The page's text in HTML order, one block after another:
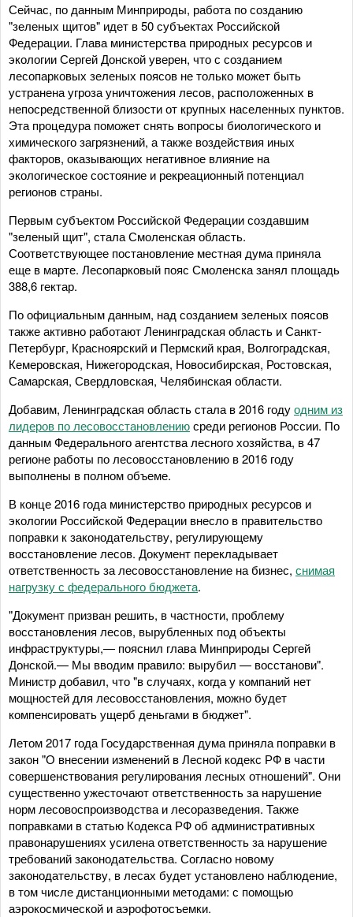
Сейчас, по данным Минприроды, работа по созданию
"зеленых щитов" идет в 50 субъектах Российской
Федерации. Глава министерства природных ресурсов и
экологии Сергей Донской уверен, что с созданием
лесопарковых зеленых поясов не только может быть
устранена угроза уничтожения лесов, расположенных в
непосредственной близости от крупных населенных пунктов.
Эта процедура поможет снять вопросы биологического и
химического загрязнений, а также воздействия иных
факторов, оказывающих негативное влияние на
экологическое состояние и рекреационный потенциал
регионов страны.
Первым субъектом Российской Федерации создавшим
"зеленый щит", стала Смоленская область.
Соответствующее постановление местная дума приняла
еще в марте. Лесопарковый пояс Смоленска занял площадь
388,6 гектар.
По официальным данным, над созданием зеленых поясов
также активно работают Ленинградская область и Санкт-
Петербург, Красноярский и Пермский края, Волгоградская,
Кемеровская, Нижегородская, Новосибирская, Ростовская,
Самарская, Свердловская, Челябинская области.
Добавим, Ленинградская область стала в 2016 годуодним из
лидеров по лесовосстановлениюсреди регионов России. По
данным Федерального агентства лесного хозяйства, в 47
регионе работы по лесовосстановлению в 2016 году
выполнены в полном объеме.
В конце 2016 года министерство природных ресурсов и
экологии Российской Федерации внесло в правительство
поправки к законодательству, регулирующему
восстановление лесов. Документ перекладывает
ответственность за лесовосстановление на бизнес, снимая
нагрузку с федерального бюджета.
"Документ призван решить, в частности, проблему
восстановления лесов, вырубленных под объекты
инфраструктуры,— пояснил глава Минприроды Сергей
Донской.— Мы вводим правило: вырубил — восстанови".
Министр добавил, что "в случаях, когда у компаний нет
мощностей для лесовосстановления, можно будет
компенсировать ущерб деньгами в бюджет".
Летом 2017 года Государственная дума приняла поправки в
закон "О внесении изменений в Лесной кодекс РФ в части
совершенствования регулирования лесных отношений". Они
существенно ужесточают ответственность за нарушение
норм лесовоспроизводства и лесоразведения. Также
поправками в статью Кодекса РФ об административных
правонарушениях усилена ответственность за нарушение
требований законодательства. Согласно новому
законодательству, в лесах будет установлено наблюдение,
в том числе дистанционными методами: с помощью
аэрокосмической и аэрофотосъемки.